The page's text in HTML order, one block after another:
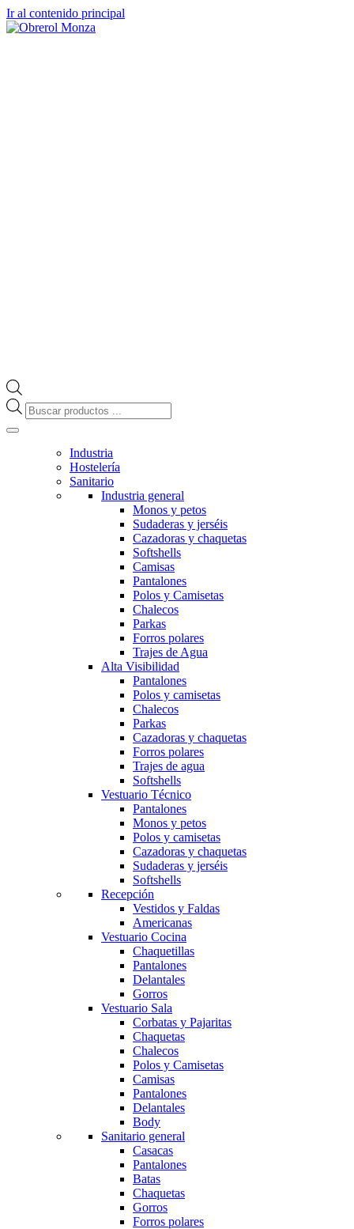
Ir al contenido principal
Búsqueda
de
Industria
Hostelería
Sanitario
Industria general
Monos y petos
Sudaderas y jerséis
Cazadoras y chaquetas
Softshells
Camisas
Pantalones
Polos y Camisetas
Chalecos
Parkas
Forros polares
Trajes de Agua
Alta Visibilidad
Pantalones
Polos y camisetas
Chalecos
Parkas
Cazadoras y chaquetas
Forros polares
Trajes de agua
Softshells
Vestuario Técnico
Pantalones
Monos y petos
Polos y camisetas
Cazadoras y chaquetas
Sudaderas y jerséis
Softshells
Recepción
Vestidos y Faldas
Americanas
Vestuario Cocina
Chaquetillas
Pantalones
Delantales
Gorros
Vestuario Sala
Corbatas y Pajaritas
Chaquetas
Chalecos
Polos y Camisetas
Camisas
Pantalones
Delantales
Body
Sanitario general
Casacas
Pantalones
Batas
Chaquetas
Gorros
Forros polares
¡Hola! Soy OBRI, tu asistente virtual de Obrerol 🤖Estoy aquí para
ayudarte. Cuéntame qué necesitas… ¡y lo resolvemos juntos!